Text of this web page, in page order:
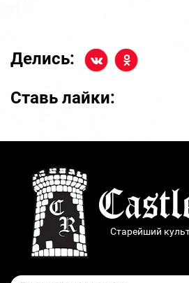
Делись:
Ставь лайки:
Старейший